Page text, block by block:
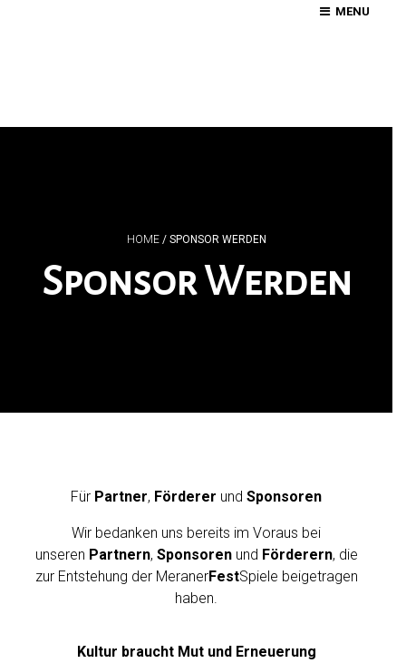
MENU
HOME / SPONSOR WERDEN
Sponsor Werden
N
S
Für Partner, Förderer und Sponsoren
Wir bedanken uns bereits im Voraus bei
unseren Partnern, Sponsorenund Förderern, die
zur Entstehung der MeranerFestSpiele beigetragen
haben.
Kultur braucht Mut und Erneuerung